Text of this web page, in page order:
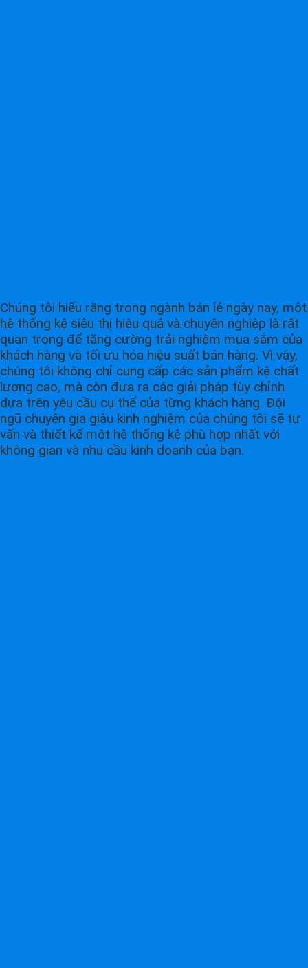
Chúng tôi hiểu rằng trong ngành bán lẻ ngày nay, một
hệ thống kệ siêu thị hiệu quả và chuyên nghiệp là rất
quan trọng để tăng cường trải nghiệm mua sắm của
khách hàng và tối ưu hóa hiệu suất bán hàng. Vì vậy,
chúng tôi không chỉ cung cấp các sản phẩm kệ chất
lượng cao, mà còn đưa ra các giải pháp tùy chỉnh
dựa trên yêu cầu cụ thể của từng khách hàng. Đội
ngũ chuyên gia giàu kinh nghiệm của chúng tôi sẽ tư
vấn và thiết kế một hệ thống kệ phù hợp nhất với
không gian và nhu cầu kinh doanh của bạn.